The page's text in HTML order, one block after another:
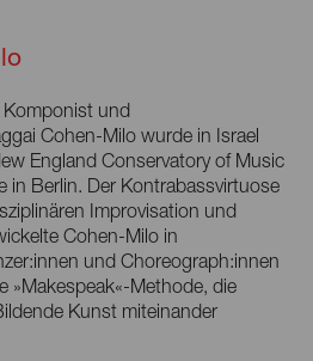
Komponist und
Cohen-Milo wurde in Israel
England Conservatory of Music
in Berlin. Der Kontrabassvirtuose
Improvisation und
Cohen-Milo in
und Choreograph:innen
»Makespeak«-Methode, die
Kunst miteinander